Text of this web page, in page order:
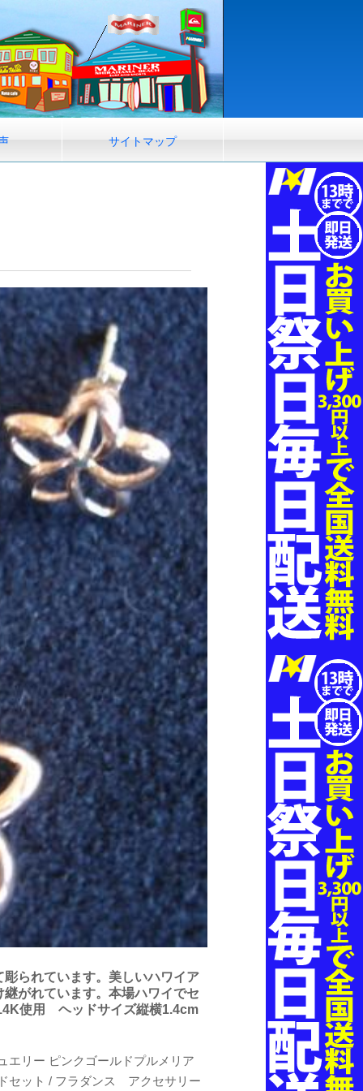
サイトマップ
られています。美しいハワイア
がれています。本場ハワイでセ
使用 ヘッドサイズ縦横1.4cm
エリー ピンクゴールドプルメリア
セット / フラダンス アクセサリー